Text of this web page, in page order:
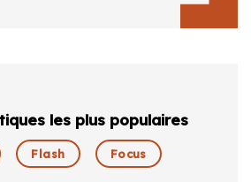
les plus populaires
Flash Focus